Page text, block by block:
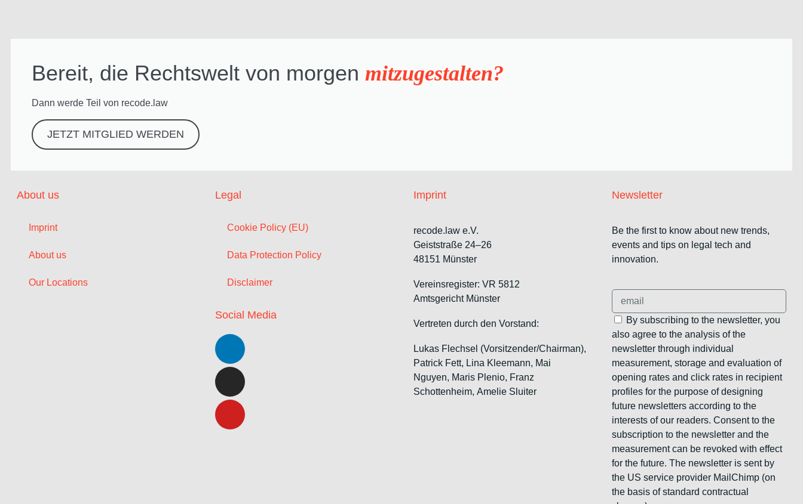
Bereit, die Rechtswelt von morgen mitzugestalten?
Dann werde Teil von recode.law
JETZT MITGLIED WERDEN
About us
Imprint
About us
Our Locations
Legal
Cookie Policy (EU)
Data Protection Policy
Disclaimer
Social Media
Imprint
recode.law e.V.
Geiststraße 24–26
48151 Münster
Vereinsregister: VR 5812
Amtsgericht Münster
Vertreten durch den Vorstand:
Lukas Flechsel (Vorsitzender/Chairman),
Patrick Fett, Lina Kleemann, Mai
Nguyen, Maris Plenio, Franz
Schottenheim, Amelie Sluiter
Newsletter
Be the first to know about new trends,
events and tips on legal tech and
innovation.
By subscribing to the newsletter, you
also agree to the analysis of the
newsletter through individual
measurement, storage and evaluation of
opening rates and click rates in recipient
profiles for the purpose of designing
future newsletters according to the
interests of our readers. Consent to the
subscription to the newsletter and the
measurement can be revoked with effect
for the future. The newsletter is sent by
the US service provider MailChimp (on
the basis of standard contractual